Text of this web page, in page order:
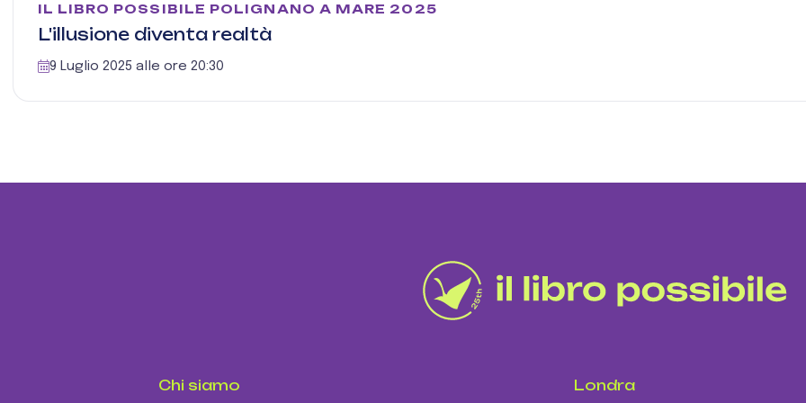
IL LIBRO POSSIBILE POLIGNANO A MARE 2025
L'illusione diventa realtà
9 Luglio 2025 alle ore 20:30
Chi siamo
Londra